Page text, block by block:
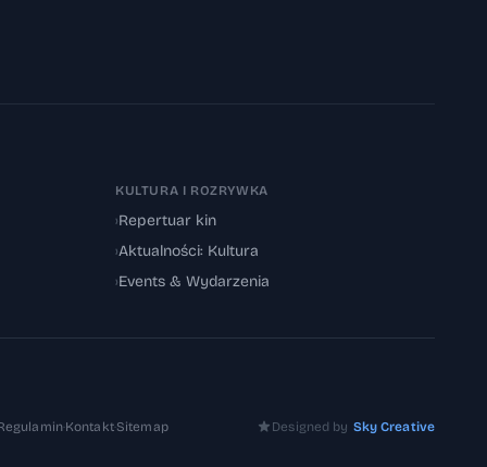
KULTURA I ROZRYWKA
›Repertuar kin
›Aktualności: Kultura
›Events & Wydarzenia
·Kontakt·Sitemap Designed by Sky Creative